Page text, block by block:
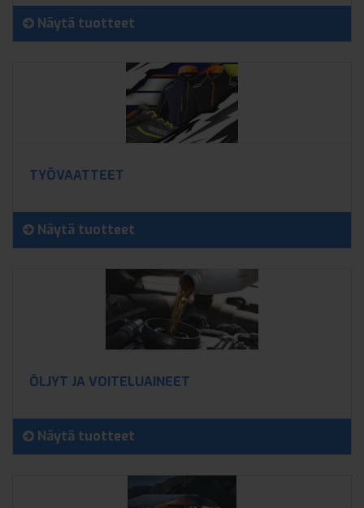
Näytä tuotteet
TYÖVAATTEET
Näytä tuotteet
ÖLJYT JA VOITELUAINEET
Näytä tuotteet